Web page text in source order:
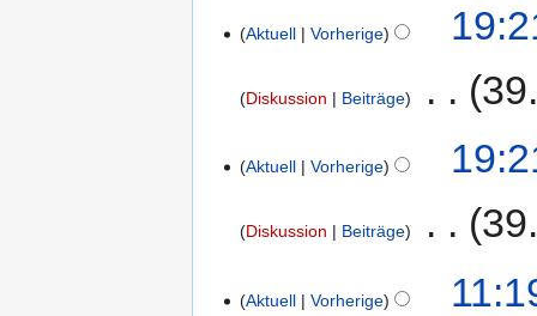
Aktuell Vorherige
Diskussion Beiträge
Aktuell Vorherige
Diskussion Beiträge
Aktuell Vorherige